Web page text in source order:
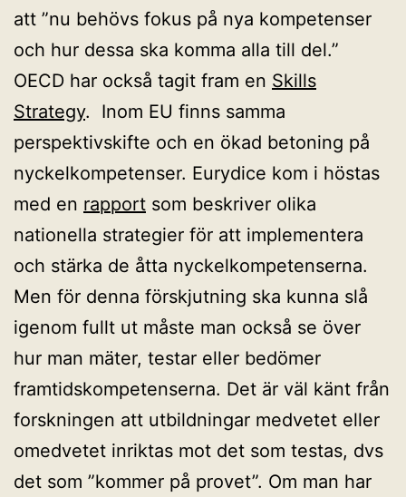
att ”nu behövs fokus på nya kompetenser
och hur dessa ska komma alla till del.”
OECD har också tagit fram en Skills
Strategy. Inom EU finns samma
perspektivskifte och en ökad betoning på
nyckelkompetenser. Eurydice kom i höstas
med en rapport som beskriver olika
nationella strategier för att implementera
och stärka de åtta nyckelkompetenserna.
Men för denna förskjutning ska kunna slå
igenom fullt ut måste man också se över
hur man mäter, testar eller bedömer
framtidskompetenserna. Det är väl känt från
forskningen att utbildningar medvetet eller
omedvetet inriktas mot det som testas, dvs
det som ”kommer på provet”. Om man har